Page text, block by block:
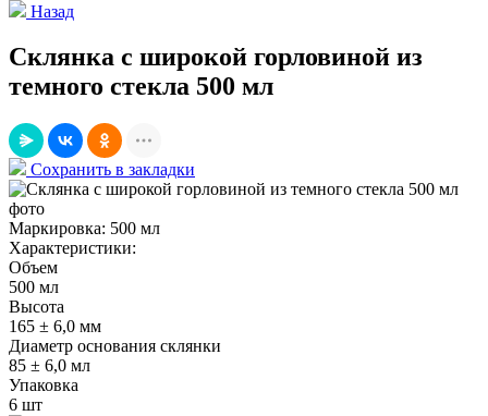
Назад
Склянка с широкой горловиной из
темного стекла 500 мл
Сохранить в закладки
Маркировка: 500 мл
Характеристики:
Объем
500 мл
Высота
165 ± 6,0 мм
Диаметр основания склянки
85 ± 6,0 мл
Упаковка
6 шт